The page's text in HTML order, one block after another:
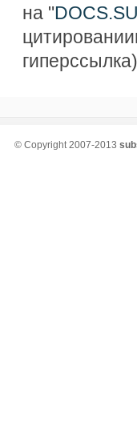
на "
гиперссылка)
© Copyright 2007-2013